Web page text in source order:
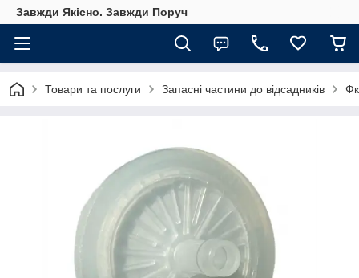
Завжди Якісно. Завжди Поруч
Товари та послуги Запасні частини до відсадників